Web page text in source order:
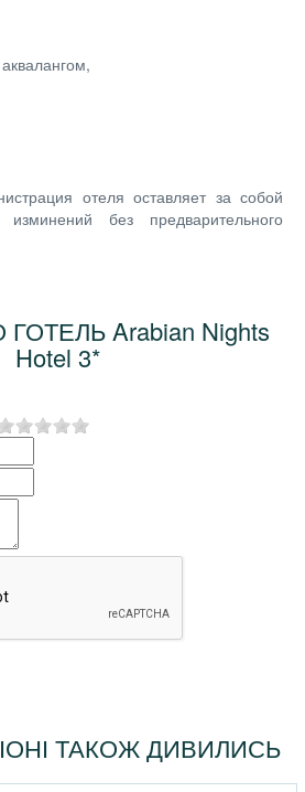
отеля оставляет за собой
без предварительного
Arabian Nights
Hotel 3*
ТАКОЖ ДИВИЛИСЬ